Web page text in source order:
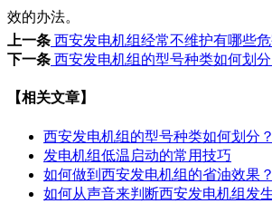
效的办法。
上一条 西安发电机组经常不维护有哪些
下一条 西安发电机组的型号种类如何划分
【相关文章】
西安发电机组的型号种类如何划分？
发电机组低温启动的常用技巧
如何做到西安发电机组的省油效果？
如何从声音来判断西安发电机组发